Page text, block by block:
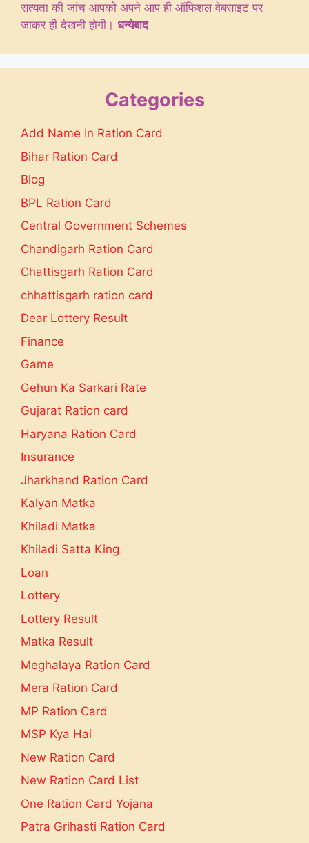
सत्यता की जांच आपको अपने आप ही ऑफिशल वेबसाइट पर
जाकर ही देखनी होगी। धन्येबाद
Categories
Add Name In Ration Card
Bihar Ration Card
Blog
BPL Ration Card
Central Government Schemes
Chandigarh Ration Card
Chattisgarh Ration Card
chhattisgarh ration card
Dear Lottery Result
Finance
Game
Gehun Ka Sarkari Rate
Gujarat Ration card
Haryana Ration Card
Insurance
Jharkhand Ration Card
Kalyan Matka
Khiladi Matka
Khiladi Satta King
Loan
Lottery
Lottery Result
Matka Result
Meghalaya Ration Card
Mera Ration Card
MP Ration Card
MSP Kya Hai
New Ration Card
New Ration Card List
One Ration Card Yojana
Patra Grihasti Ration Card